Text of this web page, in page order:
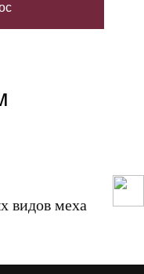
видов меха